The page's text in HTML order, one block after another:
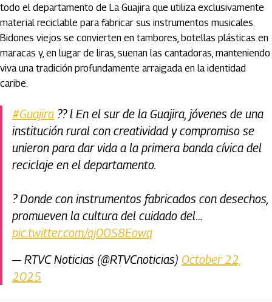
todo el departamento de La Guajira que utiliza exclusivamente
material reciclable para fabricar sus instrumentos musicales.
Bidones viejos se convierten en tambores, botellas plásticas en
maracas y, en lugar de liras, suenan las cantadoras, manteniendo
viva una tradición profundamente arraigada en la identidad
caribe.
#Guajira ?? l En el sur de la Guajira, jóvenes de una
institución rural con creatividad y compromiso se
unieron para dar vida a la primera banda cívica del
reciclaje en el departamento.
? Donde con instrumentos fabricados con desechos,
promueven la cultura del cuidado del…
pic.twitter.com/qj0OS8Eowq
— RTVC Noticias (@RTVCnoticias) October 22,
2025